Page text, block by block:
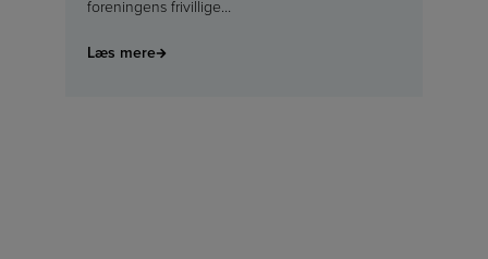
foreningens frivillige…
Læs mere